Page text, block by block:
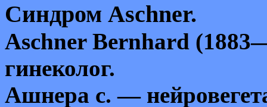
Синдром Aschner.
Aschner Bernhard
гинеколог.
Ашнера с. —